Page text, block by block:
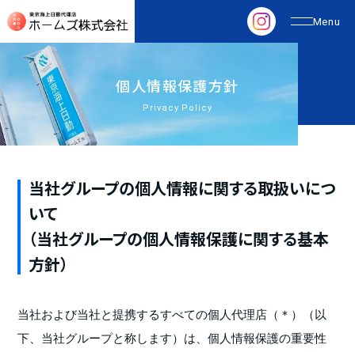
個人情報保護方針
Privacy Policy
当社グループの個人情報に関する取扱いにつ
いて
（当社グループの個人情報保護に関する基本
方針）
当社および当社と提携するすべての個人代理店（＊）（以
下、当社グループと称します）は、個人情報保護の重要性